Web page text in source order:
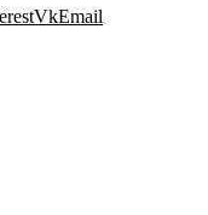
VkEmail